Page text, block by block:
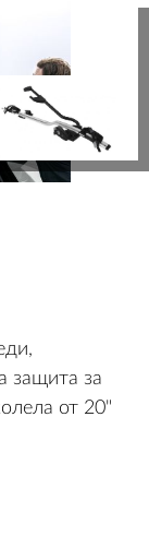
защита за
от 20"